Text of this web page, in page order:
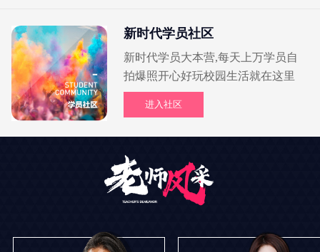
新时代学员社区
新时代学员大本营,每天上万学员自
拍爆照开心好玩校园生活就在这里
进入社区